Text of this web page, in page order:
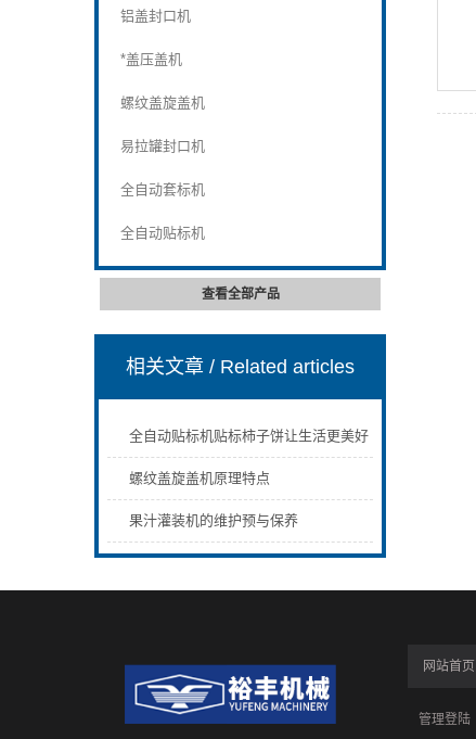
铝盖封口机
*盖压盖机
螺纹盖旋盖机
易拉罐封口机
全自动套标机
全自动贴标机
查看全部产品
相关文章/ Related articles
全自动贴标机贴标柿子饼让生活更美好
螺纹盖旋盖机原理特点
果汁灌装机的维护预与保养
网站首页
管理登陆